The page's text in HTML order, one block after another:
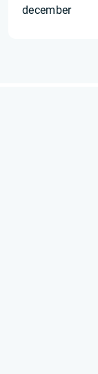
december